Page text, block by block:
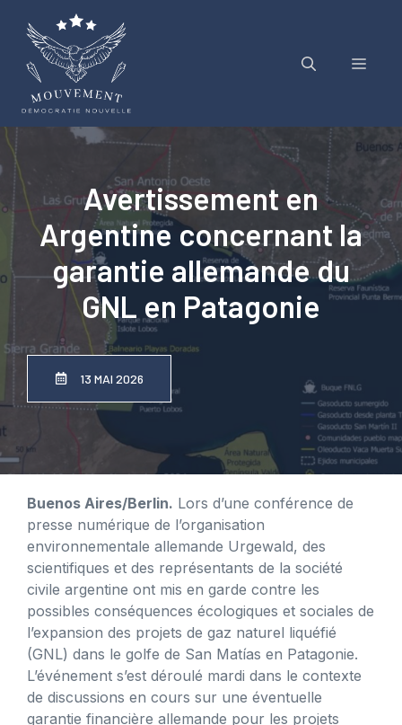
contenu
Menu
Avertissement en
Argentine concernant la
garantie allemande du
GNL en Patagonie
13 MAI 2026
Buenos Aires/Berlin. Lors d’une conférence de
presse numérique de l’organisation
environnementale allemande Urgewald, des
scientifiques et des représentants de la société
civile argentine ont mis en garde contre les
possibles conséquences écologiques et sociales de
l’expansion des projets de gaz naturel liquéfié
(GNL) dans le golfe de San Matías en Patagonie.
L’événement s’est déroulé mardi dans le contexte
de discussions en cours sur une éventuelle
garantie financière allemande pour les projets